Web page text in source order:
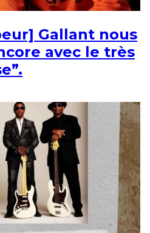
Gallant nous
avec le très